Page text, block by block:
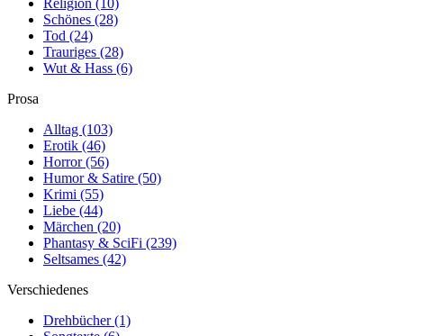
Religion (10)
Schönes (28)
Tod (24)
Trauriges (28)
Wut & Hass (6)
Prosa
Alltag (103)
Erotik (46)
Horror(56)
Humor & Satire (50)
Krimi (55)
Liebe (44)
Märchen (20)
Phantasy & SciFi (239)
Seltsames (42)
Verschiedenes
Drehbücher(1)